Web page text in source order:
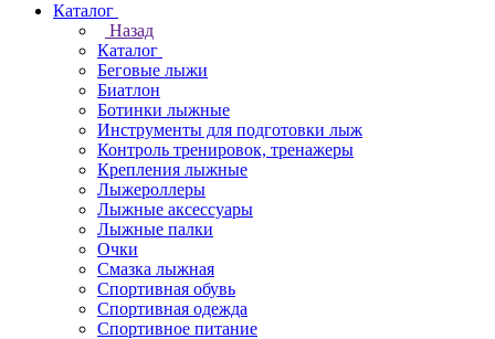
Каталог
Назад
Каталог
Беговые лыжи
Биатлон
Ботинки лыжные
Инструменты для подготовки лыж
Контроль тренировок, тренажеры
Крепления лыжные
Лыжероллеры
Лыжные аксессуары
Лыжные палки
Очки
Смазка лыжная
Спортивная обувь
Спортивная одежда
Спортивное питание